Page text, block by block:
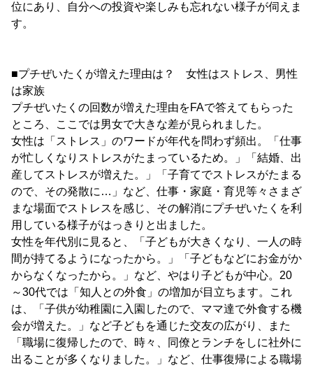
位にあり、自分への投資や楽しみも忘れない様子が伺えま
す。
■プチぜいたくが増えた理由は？ 女性はストレス、男性
は家族
プチぜいたくの回数が増えた理由をFAで答えてもらった
ところ、ここでは男女で大きな差が見られました。
女性は「ストレス」のワードが年代を問わず頻出。「仕事
が忙しくなりストレスがたまっているため。」「結婚、出
産してストレスが増えた。」「子育てでストレスがたまる
ので、その発散に…」など、仕事・家庭・育児等々さまざ
まな場面でストレスを感じ、その解消にプチぜいたくを利
用している様子がはっきりと出ました。
女性を年代別に見ると、「子どもが大きくなり、一人の時
間が持てるようになったから。」「子どもなどにお金がか
からなくなったから。」など、やはり子どもが中心。20
～30代では「知人との外食」の増加が目立ちます。これ
は、「子供が幼稚園に入園したので、ママ達で外食する機
会が増えた。」など子どもを通じた交友の広がり、また
「職場に復帰したので、時々、同僚とランチをしに社外に
出ることが多くなりました。」など、仕事復帰による職場